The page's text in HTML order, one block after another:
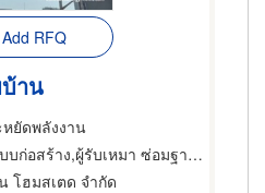
Add RFQ
าน
ยัดพลังงาน
รับเหมา ซ่อมฐานรากและโครงสร้างก่อสร้าง,วิศวกรโครงสร้าง
โฮมสเตด จำกัด